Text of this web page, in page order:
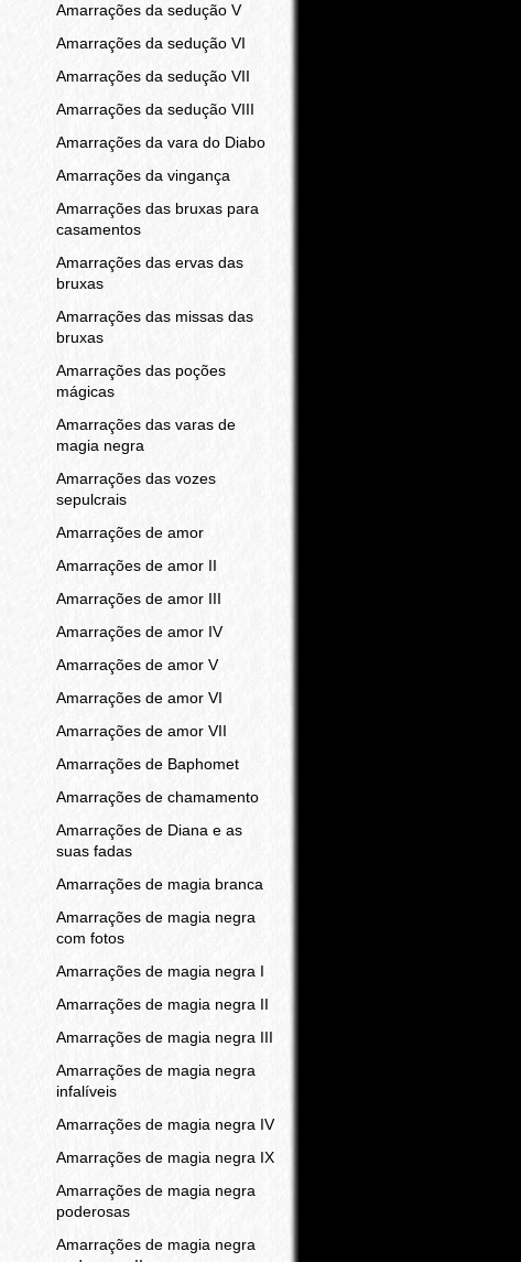
Amarrações da sedução V
Amarrações da sedução VI
Amarrações da sedução VII
Amarrações da sedução VIII
Amarrações da vara do Diabo
Amarrações da vingança
Amarrações das bruxas para
casamentos
Amarrações das ervas das
bruxas
Amarrações das missas das
bruxas
Amarrações das poções
mágicas
Amarrações das varas de
magia negra
Amarrações das vozes
sepulcrais
Amarrações de amor
Amarrações de amor II
Amarrações de amor III
Amarrações de amor IV
Amarrações de amor V
Amarrações de amor VI
Amarrações de amor VII
Amarrações de Baphomet
Amarrações de chamamento
Amarrações de Diana e as
suas fadas
Amarrações de magia branca
Amarrações de magia negra
com fotos
Amarrações de magia negra I
Amarrações de magia negra II
Amarrações de magia negra III
Amarrações de magia negra
infalíveis
Amarrações de magia negra IV
Amarrações de magia negra IX
Amarrações de magia negra
poderosas
Amarrações de magia negra